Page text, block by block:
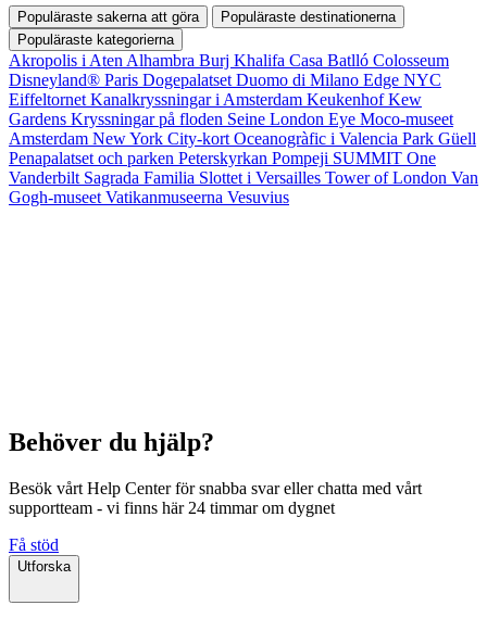
Populäraste sakerna att göra
Populäraste destinationerna
Populäraste kategorierna
Akropolis i Aten Alhambra Burj Khalifa Casa Batlló Colosseum
Disneyland® Paris Dogepalatset Duomo di Milano Edge NYC
Eiffeltornet Kanalkryssningar i Amsterdam KeukenhofKew
Gardens Kryssningar på floden Seine London Eye Moco-museet
Amsterdam New York City-kort Oceanogràfic i Valencia Park Güell
Penapalatset och parken Peterskyrkan Pompeji SUMMIT One
Vanderbilt Sagrada Familia Slottet i Versailles Tower of London Van
Gogh-museet Vatikanmuseerna Vesuvius
Behöver du hjälp?
Besök vårt Help Center för snabba svar eller chatta med vårt
supportteam - vi finns här 24 timmar om dygnet
Få stöd
Utforska